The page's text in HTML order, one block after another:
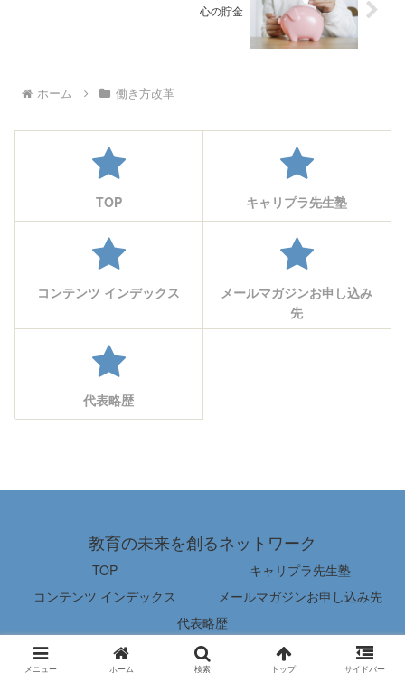
心の貯金
ホーム 働き方改革
TOP キャリプラ先生塾
コンテンツ インデックス
メールマガジンお申し込み
先
代表略歴
教育の未来を創るネットワーク
TOP
キャリプラ先生塾
コンテンツ インデックス
メールマガジンお申し込み先
代表略歴
© 2022 教育の未来を創るネットワーク.
メニュー ホーム 検索 トップ サイドバー